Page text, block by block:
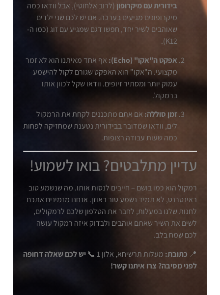
בידורית עם מיקרופון (לרוב אלחוטי), אבל וודאו כמה
מיקרופונים מגיעים בערכה. אם יש לכם שני ילדים
שאוהבים לשיר יחד, חפשו דגם שמגיע עם זוג (כמו ה-
K12).
אפקט ה"אקו" (Echo):
אף אחד מאיתנו הוא לא זמר
מקצועי. ה"אקו" הוא האפקט שגורם לקול להישמע
עמוק יותר ומסתיר זיופים. וודאו שקל לכוון אותו
ברמקול.
זמן סוללה: אם אתם מתכננים לקחת את הרמקול
לים, וודאו שמדובר בבידורית נטענת שמחזיקה לפחות
כמה שעות עבודה רצופות.
עדיין מתלבטים? בואו לשמוע!
רמקול הוא כמו בושם – חייבים לנסות אותו. מה שנשמע טוב
באינטרנט, לא תמיד נשמע טוב באוזן. אנחנו מזמינים אתכם
לחנות שלנו במעלות, לחבר את הטלפון שלכם לרמקולים,
לשים את השיר שאתם אוהבים ולבדוק איזה רמקול עושה
לכם שמח בלב.
📍 כתובת: מעלות תרשיחא, אלון 1 📞
יש לכם שאלה דחופה
לפני מסיבה? צרו איתנו קשר!